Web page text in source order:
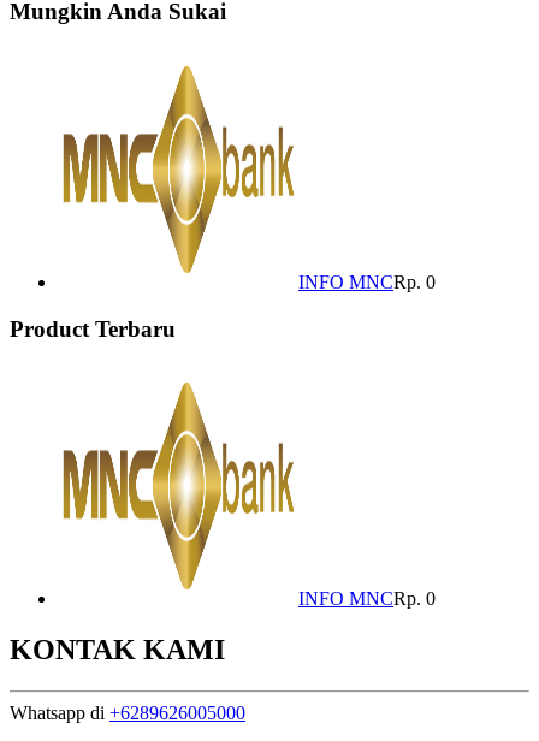
Mungkin Anda Sukai
INFO MNCRp. 0
Product Terbaru
INFO MNCRp. 0
KONTAK KAMI
Whatsapp di +6289626005000